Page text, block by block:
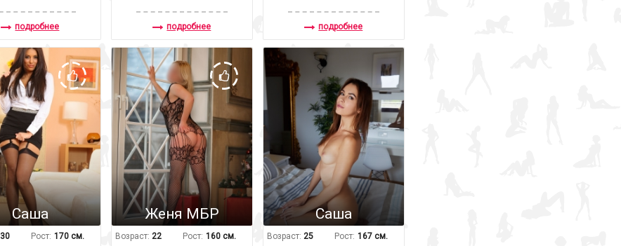
подробнее подробнее подробнее
Саша
30
Рост: 170 см.
Женя МБР
Возраст: 22
Рост: 160 см.
Саша
Возраст: 25
Рост: 167 см.